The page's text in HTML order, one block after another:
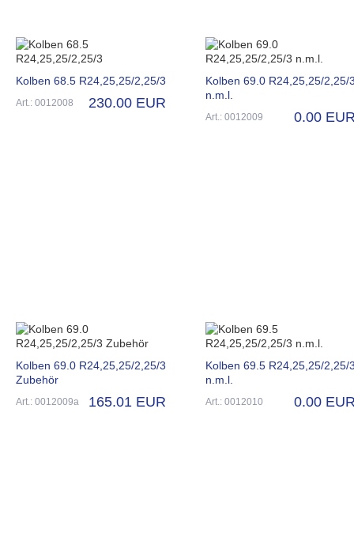
Kolben 68.5 R24,25,25/2,25/3
Art.: 0012008 230.00 EUR
Kolben 69.0 R24,25,25/2,25/
n.m.l.
Art.: 0012009 0.00
Kolben 69.0 R24,25,25/2,25/3
Zubehör
Art.: 0012009a 165.01 EUR
Kolben 69.5 R24,25,25/2,25/
n.m.l.
Art.: 0012010 0.00